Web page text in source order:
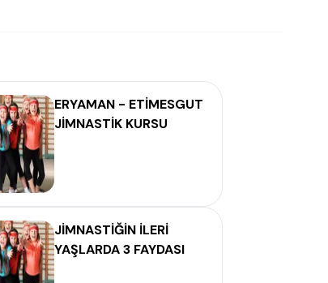
ERYAMAN - ETİMESGUT
JİMNASTİK KURSU
JİMNASTİĞİN İLERİ
YAŞLARDA 3 FAYDASI